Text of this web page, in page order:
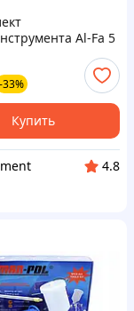
Al-Fa 5
набор
и подкачки
-33%
Купить
4.8